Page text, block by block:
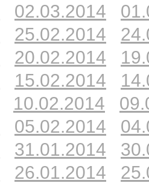
02.03.2014
25.02.2014
20.02.2014
15.02.2014
10.02.2014
05.02.2014
31.01.2014
26.01.2014